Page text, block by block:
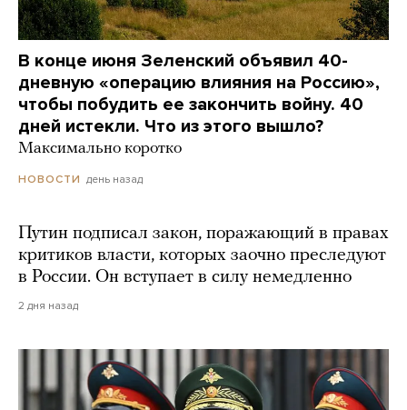
В конце июня Зеленский объявил 40-
дневную «операцию влияния на Россию»,
чтобы побудить ее закончить войну. 40
дней истекли. Что из этого вышло?
Максимально коротко
НОВОСТИ день назад
Путин подписал закон, поражающий в правах
критиков власти, которых заочно преследуют
в России. Он вступает в силу немедленно
2 дня назад